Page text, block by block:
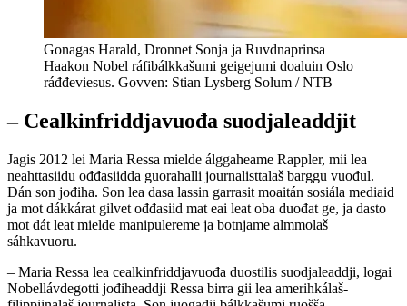
Gonagas Harald, Dronnet Sonja ja Ruvdnaprinsa
Haakon Nobel ráfibálkkašumi geigejumi doaluin Oslo
ráđđeviesus. Govven: Stian Lysberg Solum / NTB
– Cealkinfriddjavuođa suodjaleaddjit
Jagis 2012 lei Maria Ressa mielde álggaheame Rappler, mii lea
neahttasiidu ođđasiidda guorahalli journalisttalaš barggu vuođul.
Dán son jođiha. Son lea dasa lassin garrasit moaitán sosiála mediaid
ja mot dákkárat gilvet ođđasiid mat eai leat oba duođat ge, ja dasto
mot dát leat mielde manipulereme ja botnjame almmolaš
sáhkavuoru.
– Maria Ressa lea cealkinfriddjavuođa duostilis suodjaleaddji, logai
Nobellávdegotti jođiheaddji Ressa birra gii lea amerihkálaš-